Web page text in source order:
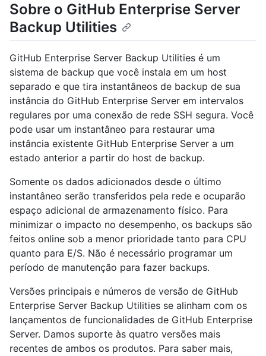
Sobre o GitHub Enterprise Server
Backup Utilities
GitHub Enterprise Server Backup Utilities é um
sistema de backup que você instala em um host
separado e que tira instantâneos de backup de sua
instância do GitHub Enterprise Server em intervalos
regulares por uma conexão de rede SSH segura. Você
pode usar um instantâneo para restaurar uma
instância existente GitHub Enterprise Server a um
estado anterior a partir do host de backup.
Somente os dados adicionados desde o último
instantâneo serão transferidos pela rede e ocuparão
espaço adicional de armazenamento físico. Para
minimizar o impacto no desempenho, os backups são
feitos online sob a menor prioridade tanto para CPU
quanto para E/S. Não é necessário programar um
período de manutenção para fazer backups.
Versões principais e números de versão de GitHub
Enterprise Server Backup Utilities se alinham com os
lançamentos de funcionalidades de GitHub Enterprise
Server. Damos suporte às quatro versões mais
recentes de ambos os produtos. Para saber mais,